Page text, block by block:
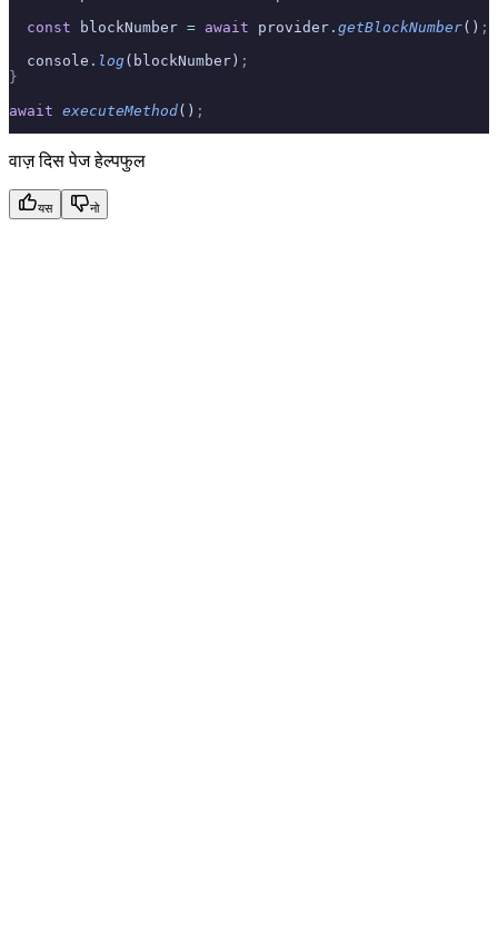
  const
blockNumber = await provider . getBlockNumber() ;
  console
. log(blockNumber) ;
}
await executeMethod() ;
वाज़ दिस पेज हेल्पफुल
यस नो